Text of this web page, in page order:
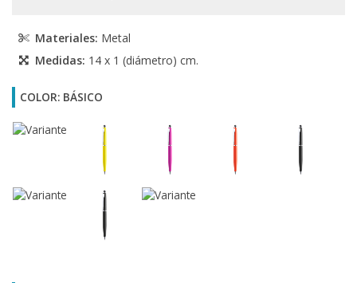
Materiales: Metal
Medidas: 14 x 1 (diámetro) cm.
COLOR: BÁSICO